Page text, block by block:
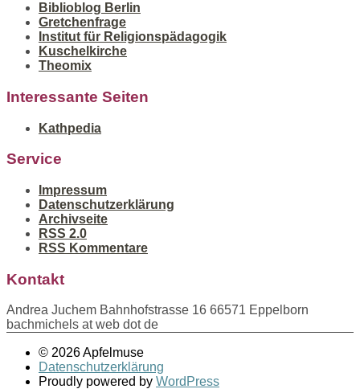
Biblioblog Berlin
Gretchenfrage
Institut für Religionspädagogik
Kuschelkirche
Theomix
Interessante Seiten
Kathpedia
Service
Impressum
Datenschutzerklärung
Archivseite
RSS 2.0
RSS Kommentare
Kontakt
Andrea Juchem Bahnhofstrasse 16 66571 Eppelborn
bachmichels at web dot de
© 2026 Apfelmuse
Datenschutzerklärung
Proudly powered by WordPress